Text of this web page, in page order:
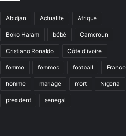
Abidjan Actualite Afrique
Boko Haram bébé Cameroun
Cristiano Ronaldo Côte d'ivoire
femme femmes football France
homme mariage mort Nigeria
president senegal